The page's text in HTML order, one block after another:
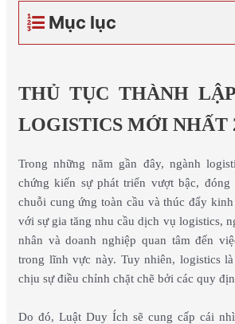
Mục lục
THỦ TỤC THÀNH
LOGISTICS MỚI NHẤT
Trong những năm gần đây, ngành
chứng kiến sự phát triển vượt bậc, đóng
chuỗi cung ứng toàn cầu và thúc đẩy
với sự gia tăng nhu cầu dịch vụ logistics,
nhân và doanh nghiệp quan tâm đến
trong lĩnh vực này. Tuy nhiên, logistics
chịu sự điều chỉnh chặt chẽ bởi các quy
Do đó, Luật Duy Ích sẽ cung cấp cái